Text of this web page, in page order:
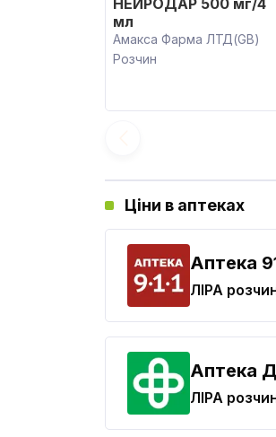
НЕЙРОДАР 500 мг/4
мл
Амакса Фарма ЛТД(GB)
Розчин
Ціни в аптеках
Aптека
ЛІРА
Аптека
ЛІРА